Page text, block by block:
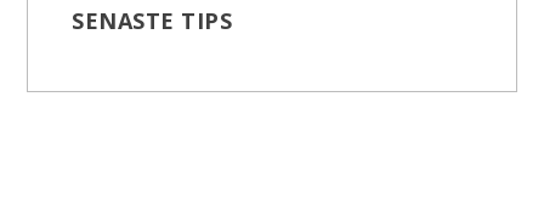
SENASTE TIPS